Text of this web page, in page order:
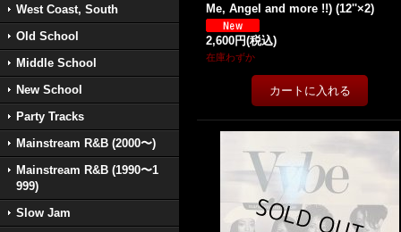
West Coast, South
Old School
Middle School
New School
Party Tracks
Mainstream R&B (2000〜)
Mainstream R&B (1990〜1
999)
Slow Jam
Me, Angel and more !!) (12''×2)
2,600円(税込)
在庫わずか